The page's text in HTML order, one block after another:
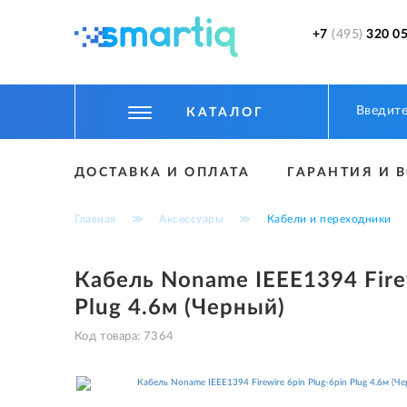
+7 (495) 320
КАТАЛОГ
ТОВАРЫ ДЛЯ АВТО
АКСЕССУАРЫ
ДОСТАВКА И ОПЛАТА ГАРАНТИЯ И
Главная ≫ Аксессуары ≫ Кабели и переходники
Кабель Noname IEEE1394
Plug 4.6м (Черный)
Код товара: 7364